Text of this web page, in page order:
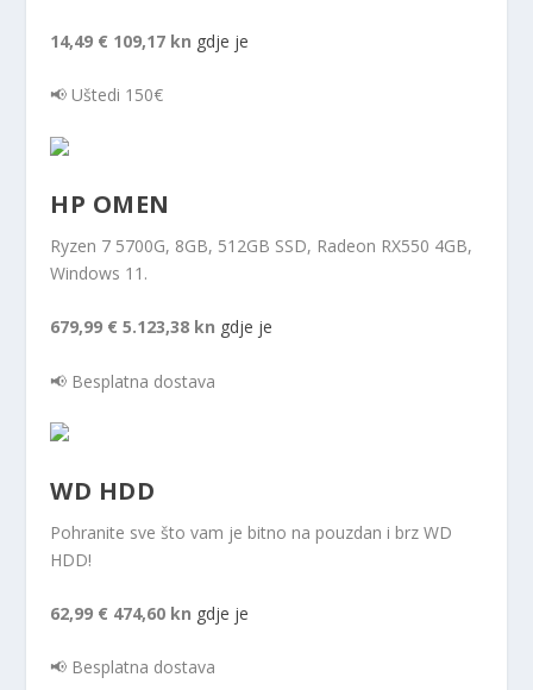
14,49 € 109,17 kn gdje je
📢 Uštedi 150€
HP OMEN
Ryzen 7 5700G, 8GB, 512GB SSD, Radeon RX550 4GB,
Windows 11.
679,99 €5.123,38 kn gdje je
📢 Besplatna dostava
WD HDD
Pohranite sve što vam je bitno na pouzdan i brz WD
HDD!
62,99 € 474,60 kn gdje je
📢 Besplatna dostava